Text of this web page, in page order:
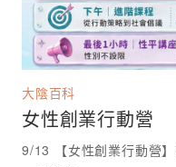
大陰百科
女性創業行動營
9/13 【女性創業行動營